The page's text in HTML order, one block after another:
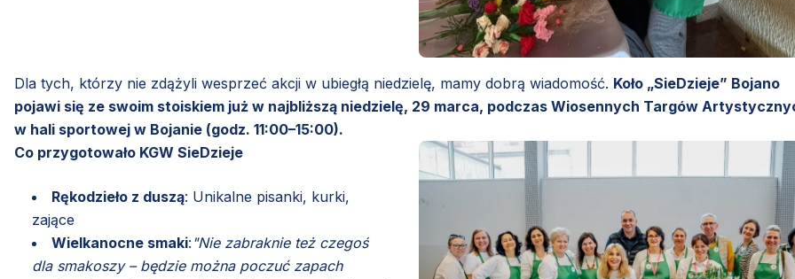
Dla tych, którzy nie zdążyli wesprzeć akcji w ubiegłą niedzielę, mamy dobrą wiadomość. Koło „SieDzieje” Bojano
pojawi się ze swoim stoiskiem już w najbliższą niedzielę, 29 marca, podczas Wiosennych Targów
w hali sportowej w Bojanie (godz. 11:00–15:00).
Co przygotowało KGW SieDzieje
Rękodzieło z duszą: Unikalne pisanki, kurki,
zające
Wielkanocne smaki: "Nie zabraknie też czegoś
dla smakoszy – będzie można poczuć zapach